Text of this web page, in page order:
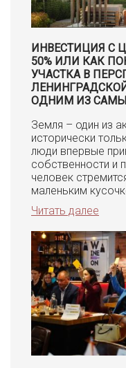
ИНВЕСТИЦИЯ С
50% ИЛИ КАК
УЧАСТКА В
ОДНИМ ИЗ
Земля – один из
исторически
люди впервые
собственности и
человек
маленьким
Читать далее